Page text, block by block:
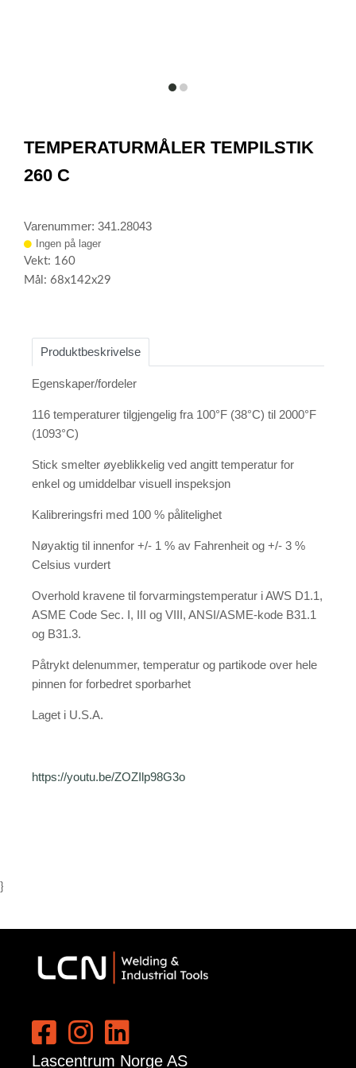
itemitem
2
TEMPERATURMÅLER TEMPILSTIK
260 C
Varenummer: 341.28043
Ingen på lager
Vekt: 160
Mål: 68x142x29
Produktbeskrivelse
Egenskaper/fordeler
116 temperaturer tilgjengelig fra 100°F (38°C) til 2000°F
(1093°C)
Stick smelter øyeblikkelig ved angitt temperatur for
enkel og umiddelbar visuell inspeksjon
Kalibreringsfri med 100 % pålitelighet
Nøyaktig til innenfor +/- 1 % av Fahrenheit og +/- 3 %
Celsius vurdert
Overhold kravene til forvarmingstemperatur i AWS D1.1,
ASME Code Sec. I, III og VIII, ANSI/ASME-kode B31.1
og B31.3.
Påtrykt delenummer, temperatur og partikode over hele
pinnen for forbedret sporbarhet
Laget i U.S.A.
https://youtu.be/ZOZIlp98G3o
}
Lascentrum Norge AS